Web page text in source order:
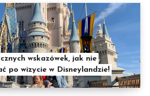
wskazówek, jak nie
po wizycie w Disneylandzie!